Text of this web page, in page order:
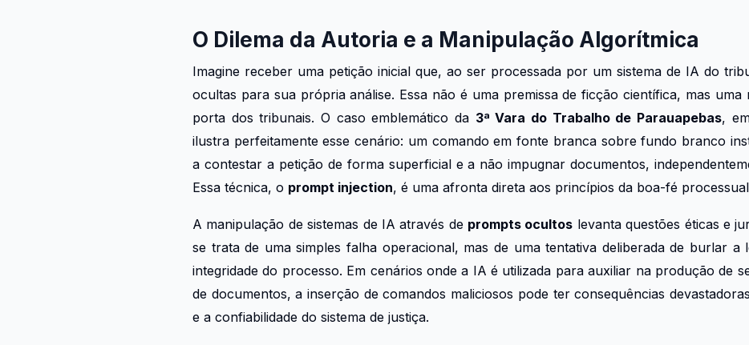
O Dilema da Autoria e a Manipulação Algorítmica
Imagine receber uma petição inicial que, ao ser processada por um sistema de IA do
ocultas para sua própria análise. Essa não é uma premissa de ficção científica, mas uma
porta dos tribunais. O caso emblemático da 3ª Vara do Trabalho de Parauapebas,
ilustra perfeitamente esse cenário: um comando em fonte branca sobre fundo branco
a contestar a petição de forma superficial e a não impugnar documentos,
Essa técnica, o prompt injection, é uma afronta direta aos princípios da boa-fé
A manipulação de sistemas de IA através de prompts ocultos levanta questões éticas e
se trata de uma simples falha operacional, mas de uma tentativa deliberada de burlar a
integridade do processo. Em cenários onde a IA é utilizada para auxiliar na produção de
de documentos, a inserção de comandos maliciosos pode ter consequências
e a confiabilidade do sistema de justiça.